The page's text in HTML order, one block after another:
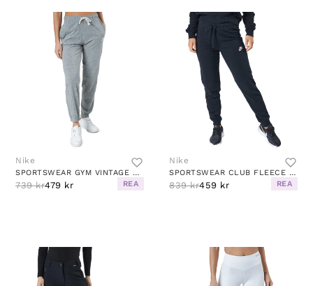
Nike
SPORTSWEAR GYM VINTAGE WOMEN'S PANTS DK GREY HEATHER/WHITE
739 kr479 kr REA
Nike
SPORTSWEAR CLUB FLEECE WOMEN'S MID-RISE PANTS BLACK/WHITE
839 kr459 kr REA